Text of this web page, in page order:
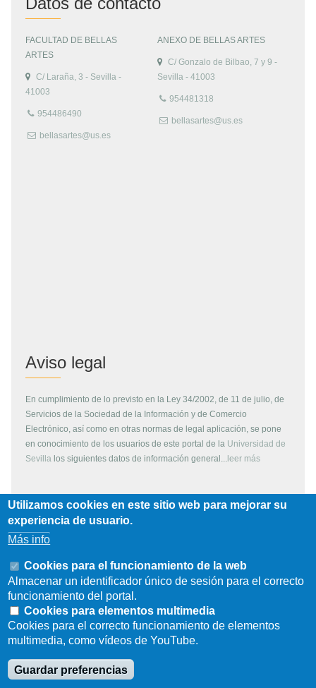
FACULTAD DE BELLAS
ARTES
C/ Laraña, 3 - Sevilla -
41003
954486490
bellasartes@us.es
ANEXO DE BELLAS ARTES
C/ Gonzalo de Bilbao, 7 y 9 -
Sevilla - 41003
954481318
bellasartes@us.es
Aviso legal
En cumplimiento de lo previsto en la Ley 34/2002, de 11 de julio, de
Servicios de la Sociedad de la Información y de Comercio
Electrónico, así como en otras normas de legal aplicación, se pone
en conocimiento de los usuarios de este portal de la Universidad de
Sevilla los siguientes datos de información general... leer más
Copyright
Todos los contenidos de este servidor WEB, son propiedad de la
Universidad de Sevilla, si no se indica lo contrario. Pueden ser
reproducidos libremente y para fines no lucrativos por cualquier
persona perteneciente a una institución de carácter educativo o
investigador. Otras instituciones, organismos, empresas, etc. deben
solicitar el permiso escrito de los propietarios del copyright.
Los escudos, logotipos, fotografías y gráficos son propiedad de la
Universidad de Sevilla. Prohibida su reproducción total o parcial por
cualquier medio sin permiso escrito del propietario.
Utilizamos cookies en este sitio web para mejorar su
experiencia de usuario.
Más info
Cookies para el funcionamiento de la web
Almacenar un identificador único de sesión para el correcto
funcionamiento del portal.
Cookies para elementos multimedia
Cookies para el correcto funcionamiento de elementos
multimedia, como vídeos de YouTube.
Guardar preferencias